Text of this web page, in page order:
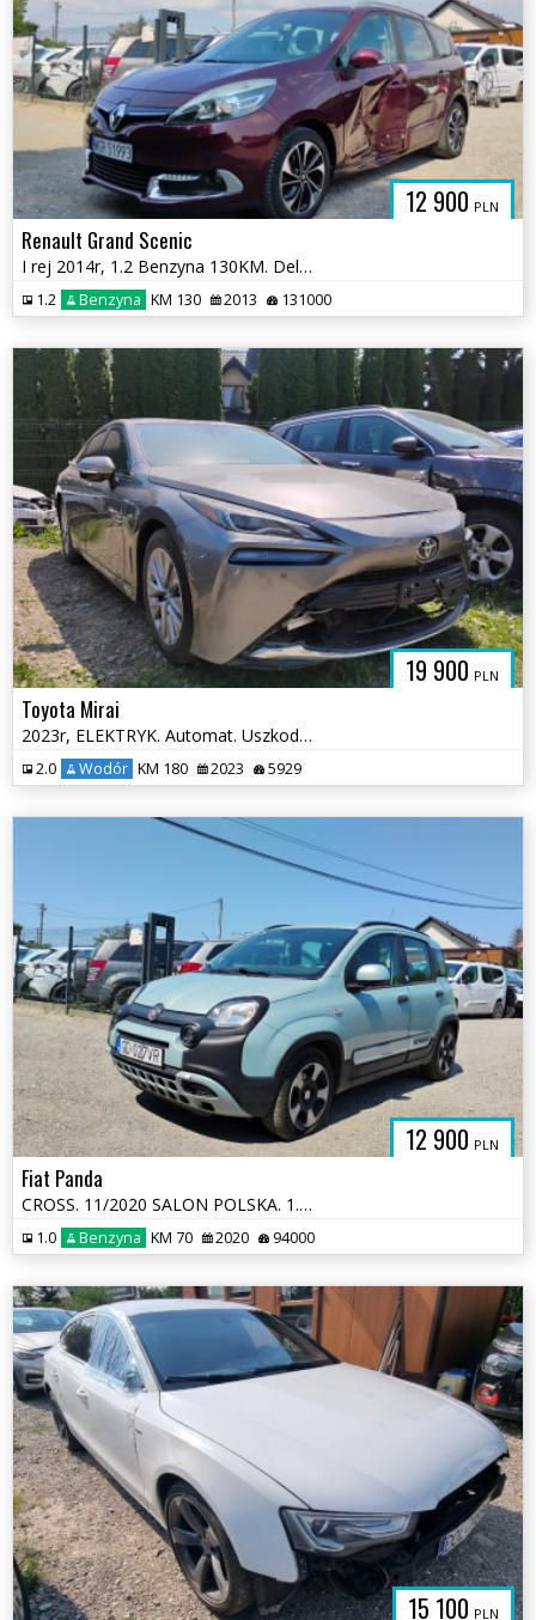
12 900 PLN
Renault Grand Scenic
I rej 2014r, 1.2 Benzyna 130KM. Delikatnie uszkodzone lewe drzwi.Jeźdz
1.2 Benzyna KM 130 2013 131000
19 900 PLN
Toyota Mirai
2023r, ELEKTRYK. Automat. Uszkodzony tył.
2.0 Wodór KM 180 2023 5929
12 900 PLN
Fiat Panda
CROSS. 11/2020 SALON POLSKA. 1.0 HYBRID. Uszkodzony bok. Jeździ.
1.0 Benzyna KM 70 2020 94000
15 100 PLN